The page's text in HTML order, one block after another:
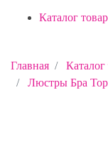
Каталог
Главная Каталог
Люстры Бра